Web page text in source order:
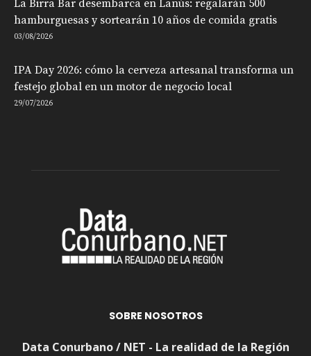
La Birra Bar desembarca en Lanús: regalarán 500
hamburguesas y sortearán 10 años de comida gratis
03/08/2026
IPA Day 2026: cómo la cerveza artesanal transforma un
festejo global en un motor de negocio local
29/07/2026
SOBRE NOSOTROS
Data Conurbano / NET - La realidad de la Región